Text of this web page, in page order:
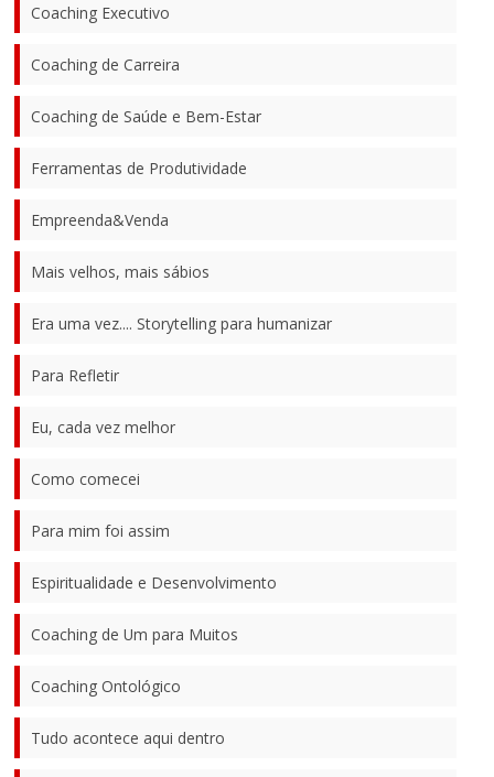
Coaching Executivo
Coaching de Carreira
Coaching de Saúde e Bem-Estar
Ferramentas de Produtividade
Empreenda&Venda
Mais velhos, mais sábios
Era uma vez.... Storytelling para humanizar
Para Refletir
Eu, cada vez melhor
Como comecei
Para mim foi assim
Espiritualidade e Desenvolvimento
Coaching de Um para Muitos
Coaching Ontológico
Tudo acontece aqui dentro